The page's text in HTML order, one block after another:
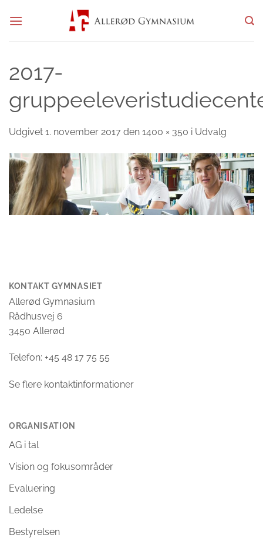
2017-
Udgivet 1. november 2017 den 1400 × 350 i Udvalg
KONTAKT GYMNASIET
Allerød Gymnasium
Rådhusvej 6
3450 Allerød
Telefon: +45 48 17 75 55
Se flere kontaktinformationer
ORGANISATION
AG i tal
Vision og fokusområder
Evaluering
Ledelse
Bestyrelsen